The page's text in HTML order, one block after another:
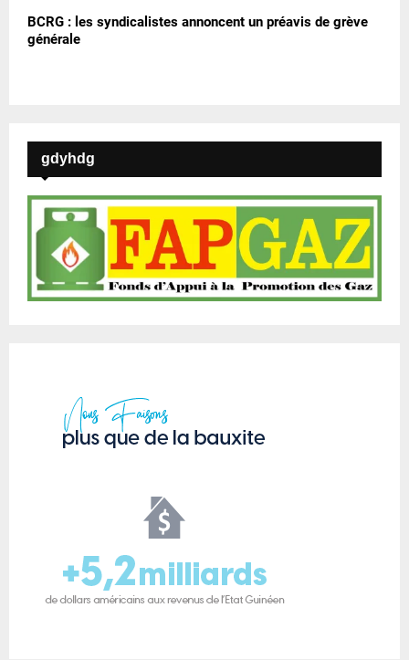
BCRG : les syndicalistes annoncent un préavis de grève
générale
gdyhdg